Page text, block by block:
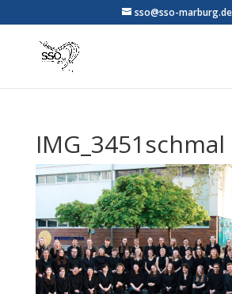
sso@sso-marburg.de
IMG_3451schmal